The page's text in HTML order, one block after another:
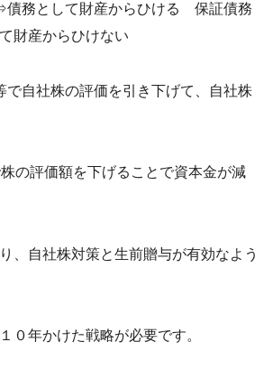
務として財産からひける 保証債務
財産からひけない
で自社株の評価を引き下げて、自社株
の評価額を下げることで資本金が減
、自社株対策と生前贈与が有効なよう
０年かけた戦略が必要です。